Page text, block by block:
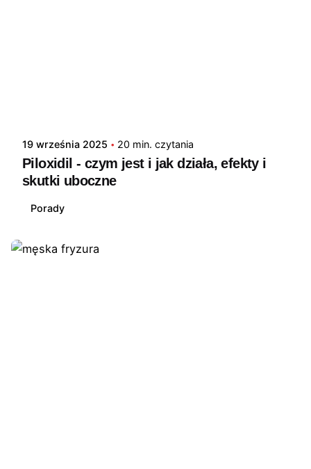
19 września 2025 20 min. czytania
Piloxidil - czym jest i jak działa, efekty i
skutki uboczne
Porady